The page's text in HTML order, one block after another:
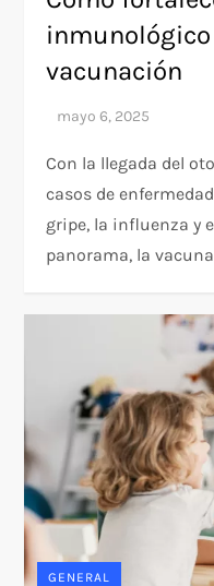
vacunación
Con la llegada del
casos de
gripe, la influenza y
panorama, la
GENERAL